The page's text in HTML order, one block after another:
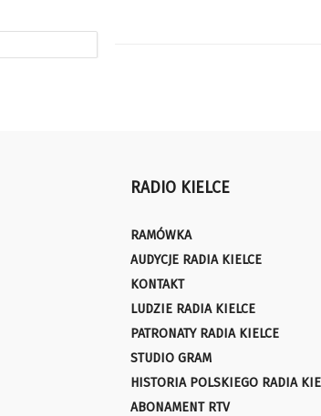
RADIO KIELCE
RAMÓWKA
AUDYCJE RADIA KIELCE
KONTAKT
LUDZIE RADIA KIELCE
PATRONATY RADIA KIELCE
STUDIO GRAM
HISTORIA POLSKIEGO RADIA
ABONAMENT RTV